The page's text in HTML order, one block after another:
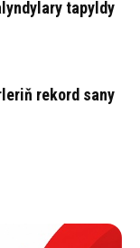
tapyldy
rekord sany